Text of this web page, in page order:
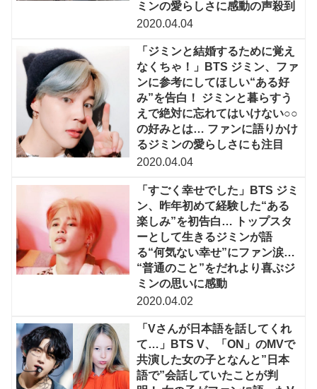
ミンの愛らしさに感動の声殺到
2020.04.04
「ジミンと結婚するために覚え
なくちゃ！」BTS ジミン、ファ
ンに参考にしてほしい“ある好
み”を告白！ ジミンと暮らすう
えで絶対に忘れてはいけない○○
の好みとは… ファンに語りかけ
るジミンの愛らしさにも注目
2020.04.04
「すごく幸せでした」BTS ジミ
ン、昨年初めて経験した“ある
楽しみ”を初告白… トップスタ
ーとして生きるジミンが語
る“何気ない幸せ”にファン涙…
“普通のこと”をだれより喜ぶジ
ミンの思いに感動
2020.04.02
「Vさんが日本語を話してくれ
て…」BTS V、「ON」のMVで
共演した女の子となんと”日本
語で”会話していたことが判